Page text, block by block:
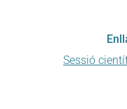
Sessió